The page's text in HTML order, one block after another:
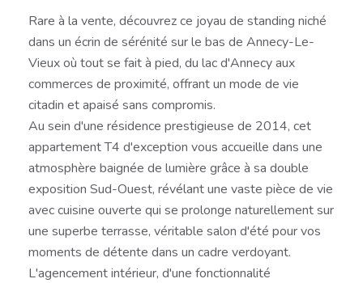
Rare à la vente, découvrez ce joyau de standing niché
dans un écrin de sérénité sur le bas de Annecy-Le-
Vieux où tout se fait à pied, du lac d'Annecy aux
commerces de proximité, offrant un mode de vie
citadin et apaisé sans compromis.
Au sein d'une résidence prestigieuse de 2014, cet
appartement T4 d'exception vous accueille dans une
atmosphère baignée de lumière grâce à sa double
exposition Sud-Ouest, révélant une vaste pièce de vie
avec cuisine ouverte qui se prolonge naturellement sur
une superbe terrasse, véritable salon d'été pour vos
moments de détente dans un cadre verdoyant.
L'agencement intérieur, d'une fonctionnalité